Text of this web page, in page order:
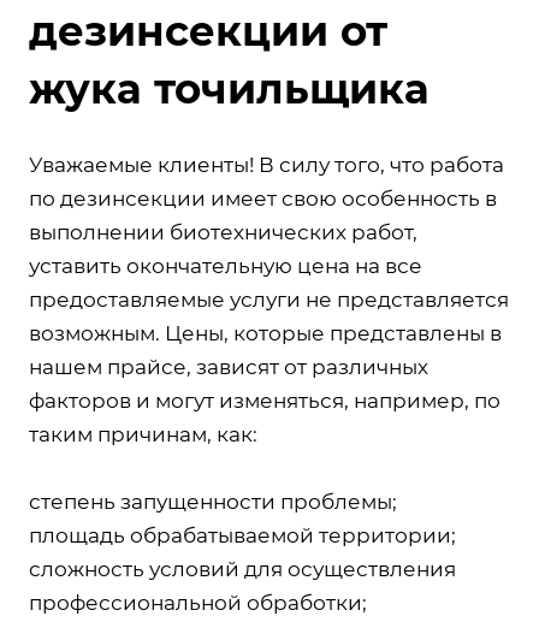
дезинсекции от
жука точильщика
Уважаемые клиенты! В силу того, что работа
по дезинсекции имеет свою особенность в
выполнении биотехнических работ,
уставить окончательную цена на все
предоставляемые услуги не представляется
возможным. Цены, которые представлены в
нашем прайсе, зависят от различных
факторов и могут изменяться, например, по
таким причинам, как:
степень запущенности проблемы;
площадь обрабатываемой территории;
сложность условий для осуществления
профессиональной обработки;